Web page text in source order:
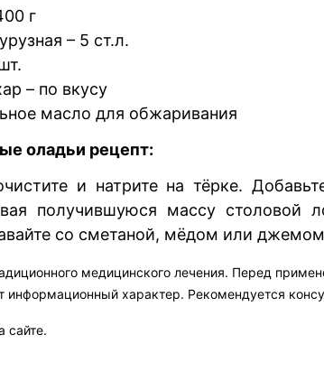
г
– 5 ст.л.
– по вкусу
масло для обжаривания
оладьи рецепт:
и натрите на тёрке.
получившуюся массу столовой
со сметаной, мёдом или
медицинского лечения. Перед
характер. Рекомендуется
сайте.